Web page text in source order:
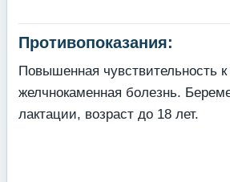
Противопоказания:
Повышенная чувствительность к
желчнокаменная болезнь.
лактации, возраст до 18 лет.